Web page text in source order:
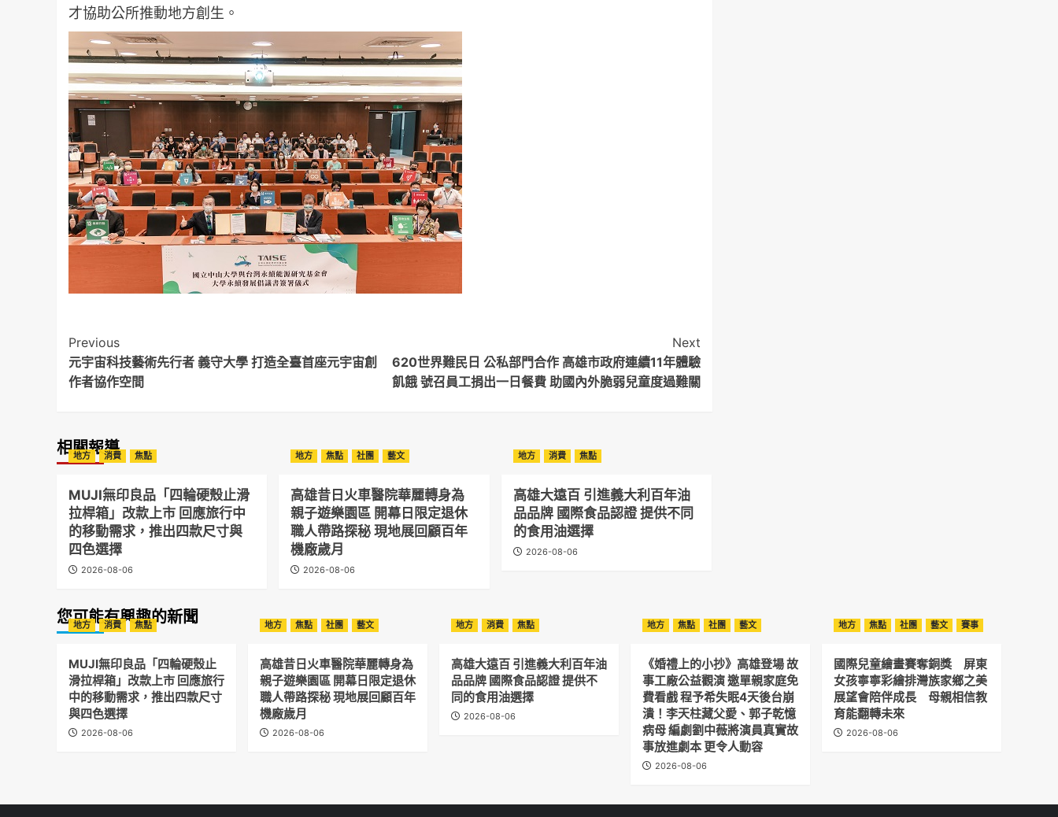
才協助公所推動地方創生。
Post
Navigation
Previous
元宇宙科技藝術先行者 義守大學 打造全臺首座元宇宙創
作者協作空間
Next
620世界難民日 公私部門合作 高雄市政府連續11年體驗
飢餓 號召員工捐出一日餐費 助國內外脆弱兒童度過難關
相關報導
地方 消費 焦點
MUJI無印良品「四輪硬殼止滑
拉桿箱」改款上市 回應旅行中
的移動需求，推出四款尺寸與
四色選擇
2026-08-06
地方 焦點 社團 藝文
高雄昔日火車醫院華麗轉身為
親子遊樂園區 開幕日限定退休
職人帶路探秘 現地展回顧百年
機廠歲月
2026-08-06
地方 消費 焦點
高雄大遠百 引進義大利百年油
品品牌 國際食品認證 提供不同
的食用油選擇
2026-08-06
您可能有興趣的新聞
地方 消費 焦點
MUJI無印良品「四輪硬殼止
滑拉桿箱」改款上市 回應旅行
中的移動需求，推出四款尺寸
與四色選擇
2026-08-06
地方 焦點 社團 藝文
高雄昔日火車醫院華麗轉身為
親子遊樂園區 開幕日限定退休
職人帶路探秘 現地展回顧百年
機廠歲月
2026-08-06
地方 消費 焦點
高雄大遠百 引進義大利百年油
品品牌 國際食品認證 提供不
同的食用油選擇
2026-08-06
地方 焦點 社團 藝文
《婚禮上的小抄》高雄登場 故
事工廠公益觀演 邀單親家庭免
費看戲 程予希失眠4天後台崩
潰！李天柱藏父愛、郭子乾憶
病母 編劇劉中薇將演員真實故
事放進劇本 更令人動容
2026-08-06
地方 焦點 社團 藝文 賽事
國際兒童繪畫賽奪銅獎 屏東
女孩寧寧彩繪排灣族家鄉之美
展望會陪伴成長 母親相信教
育能翻轉未來
2026-08-06